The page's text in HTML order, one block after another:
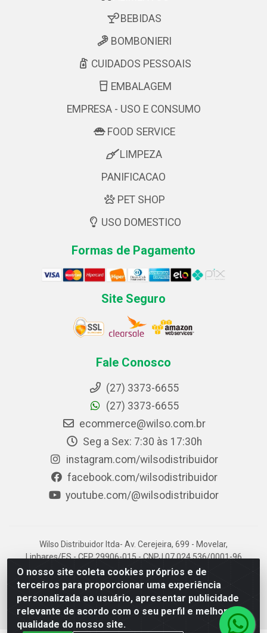
O nosso site coleta cookies próprios e de
terceiros para proporcionar uma experiência
personalizada ao usuário, apresentar publicidade
relevante de acordo com o seu perfil e melhorar a
qualidade do nosso site.
BEBIDAS
BOMBONIERI
CUIDADOS PESSOAIS
EMBALAGEM
EMPRESA - USO E CONSUMO
FOOD SERVICE
LIMPEZA
PANIFICACAO
PET SHOP
USO DOMESTICO
Formas de Pagamento
Site Seguro
Fale Conosco
(27) 3373-6655
(27) 3373-6655
ecommerce@wilso.com.br
Seg a Sex: 7:30 às 17:30h
instagram.com/wilsodistribuidor
facebook.com/wilsodistribuidor
youtube.com/@wilsodistribuidor
Wilso Distribuidor ltda- Av. Cerejeira, 699 - Movelar,
Linhares/ES - CEP 29906-015 - CNPJ 07.024.536/0001-96